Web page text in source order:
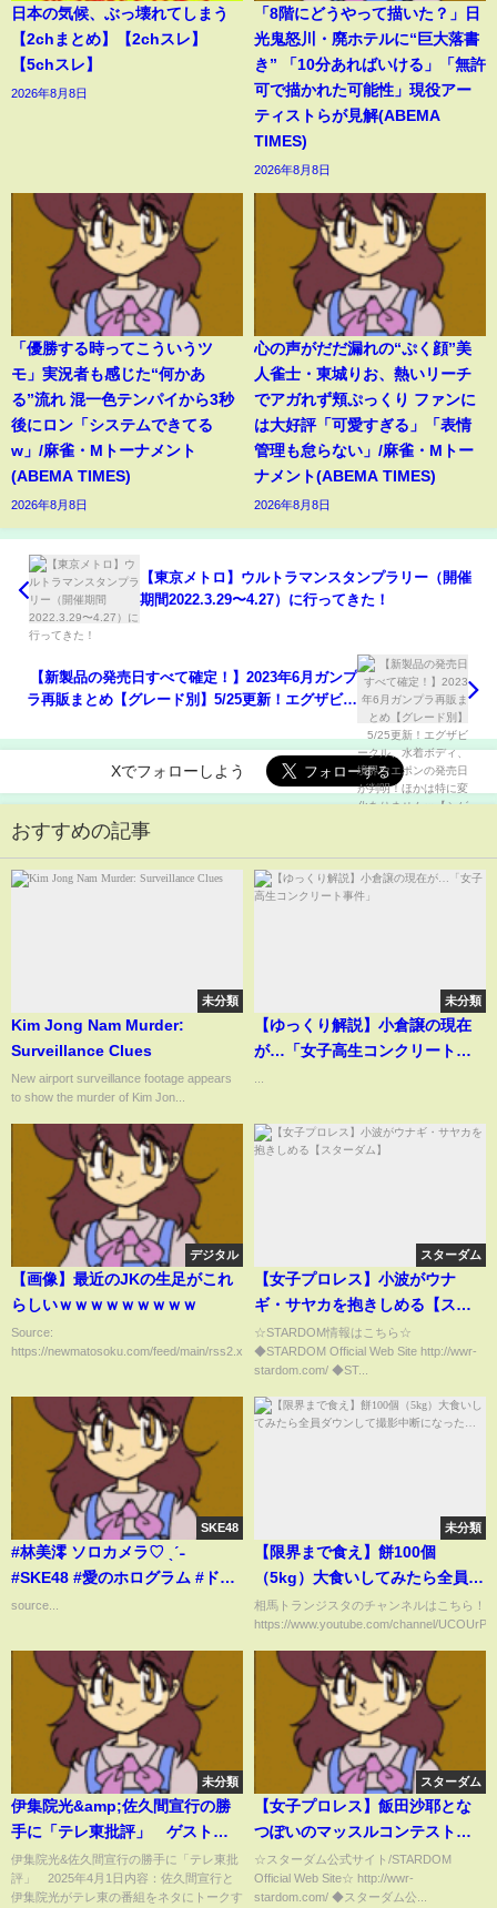
日本の気候、ぶっ壊れてしまう
【2chまとめ】【2chスレ】
【5chスレ】
2026年8月8日
「8階にどうやって描いた？」日
光鬼怒川・廃ホテルに“巨大落書
き” 「10分あればいける」「無許
可で描かれた可能性」現役アー
ティストらが見解(ABEMA
TIMES)
2026年8月8日
「優勝する時ってこういうツ
モ」実況者も感じた“何かあ
る”流れ 混一色テンパイから3秒
後にロン「システムできてる
w」/麻雀・Mトーナメント
(ABEMA TIMES)
2026年8月8日
心の声がだだ漏れの“ぷく顔”美
人雀士・東城りお、熱いリーチ
でアガれず頬ぷっくり ファンに
は大好評「可愛すぎる」「表情
管理も怠らない」/麻雀・Mトー
ナメント(ABEMA TIMES)
2026年8月8日
【東京メトロ】ウルトラマンスタンプラリー（開催
期間2022.3.29〜4.27）に行ってきた！
【新製品の発売日すべて確定！】2023年6月ガンプ
ラ再販まとめ【グレード別】5/25更新！エグザビー
ほかは特に変化ありませんｗ【シゲチャンネル】
Xでフォローしよう
おすすめの記事
未分類
Kim Jong Nam Murder:
Surveillance Clues
New airport surveillance footage appears
to show the murder of Kim Jon...
未分類
【ゆっくり解説】小倉譲の現在
が…「女子高生コンクリート事
デジタル
【画像】最近のJKの生足がこれ
らしいｗｗｗｗｗｗｗｗｗ
Source:
https://newmatosoku.com/feed/main/rss2.xml...
スターダム
【女子プロレス】小波がウナ
ギ・サヤカを抱きしめる【スタ
ーダム】
☆STARDOM情報はこちら☆
◆STARDOM Official Web Site http://wwr-
stardom.com/ ◆ST...
SKE48
#林美澪 ソロカメラ♡ ˎˊ˗
#SKE48 #愛のホログラム #ドー
ルダンス #shorts
source...
未分類
【限界まで食え】餅100個
（5kg）大食いしてみたら全員ダ
ウンして撮影中断になった…
相馬トランジスタのチャンネルはこちら！
https://www.youtube.com/channel/
未分類
伊集院光&amp;佐久間宣行の勝
手に「テレ東批評」 ゲスト：
土屋アンナ 4月1日
伊集院光&佐久間宣行の勝手に「テレ東批
評」 2025年4月1日内容：佐久間宣行と
伊集院光がテレ東の番組をネタにトークす
スターダム
【女子プロレス】飯田沙耶とな
つぽいのマッスルコンテスト！
-9.23後楽園ホール大会-【スター
ダム】
☆スターダム公式サイト/STARDOM
Official Web Site☆ http://wwr-
stardom.com/ ◆スターダム公...